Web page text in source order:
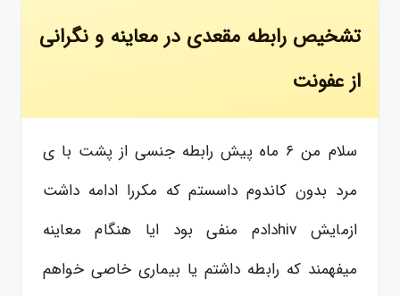
تشخیص رابطه مقعدی در معاینه و نگرانی
از عفونت
سلام من ۶ ماه پیش رابطه جنسی از پشت با ی
مرد بدون کاندوم داسستم که مکررا ادامه داشت
ازمایش hivدادم منفی بود ایا هنگام معاینه
میفهمند که رابطه داشتم یا بیماری خاصی خواهم